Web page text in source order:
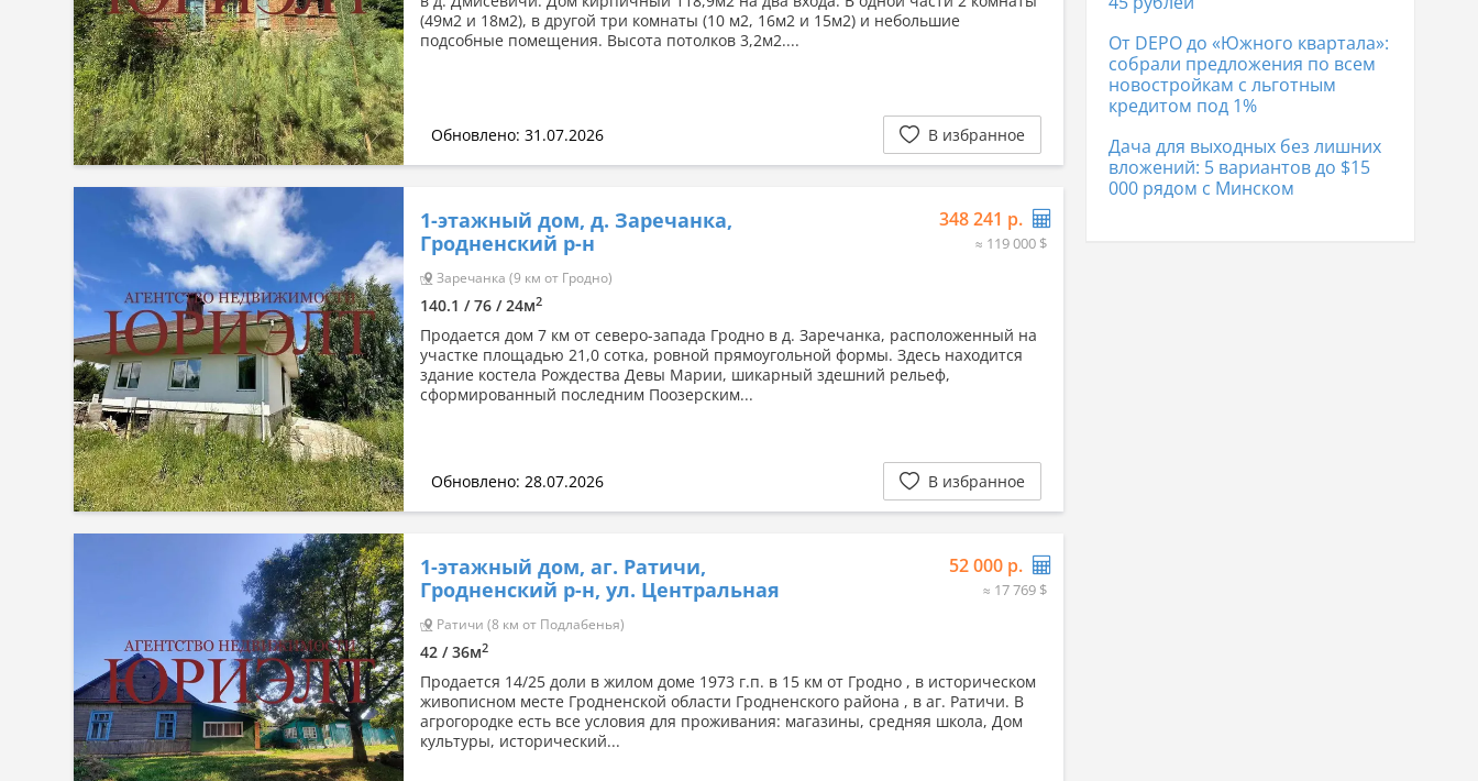
(49м2 и 18м2), в другой три комнаты (10 м2, 16м2 и 15м2) и небольшие
подсобные помещения. Высота потолков 3,2м2....
Обновлено: 31.07.2026 В избранное
1-этажный дом, д. Заречанка,
Гродненский р-н
Заречанка (9 км от Гродно)
348 241 р.
≈ 119 000 $
140.1 / 76 / 24м2
Продается дом 7 км от северо-запада Гродно в д. Заречанка, расположенный на
участке площадью 21,0 сотка, ровной прямоугольной формы. Здесь находится
здание костела Рождества Девы Марии, шикарный здешний рельеф,
сформированный последним Поозерским...
Обновлено: 28.07.2026 В избранное
1-этажный дом, аг. Ратичи,
Гродненский р-н, ул. Центральная
Ратичи (8 км от Подлабенья)
52 000 р.
≈ 17 769 $
42 / 36м2
Продается 14/25 доли в жилом доме 1973 г.п. в 15 км от Гродно , в историческом
живописном месте Гродненской области Гродненского района , в аг. Ратичи. В
агрогородке есть все условия для проживания: магазины, средняя школа, Дом
культуры, исторический...
От DEPO до «Южного квартала»:
собрали предложения по всем
новостройкам с льготным
кредитом под 1%
Дача для выходных без лишних
вложений: 5 вариантов до $15
000 рядом с Минском